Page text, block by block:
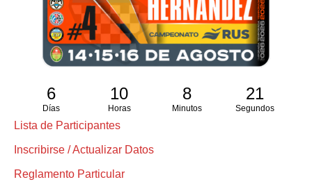
6
Días
10
Horas
8
Minutos
21
Segundos
Lista de Participantes
Inscribirse / Actualizar Datos
Reglamento Particular